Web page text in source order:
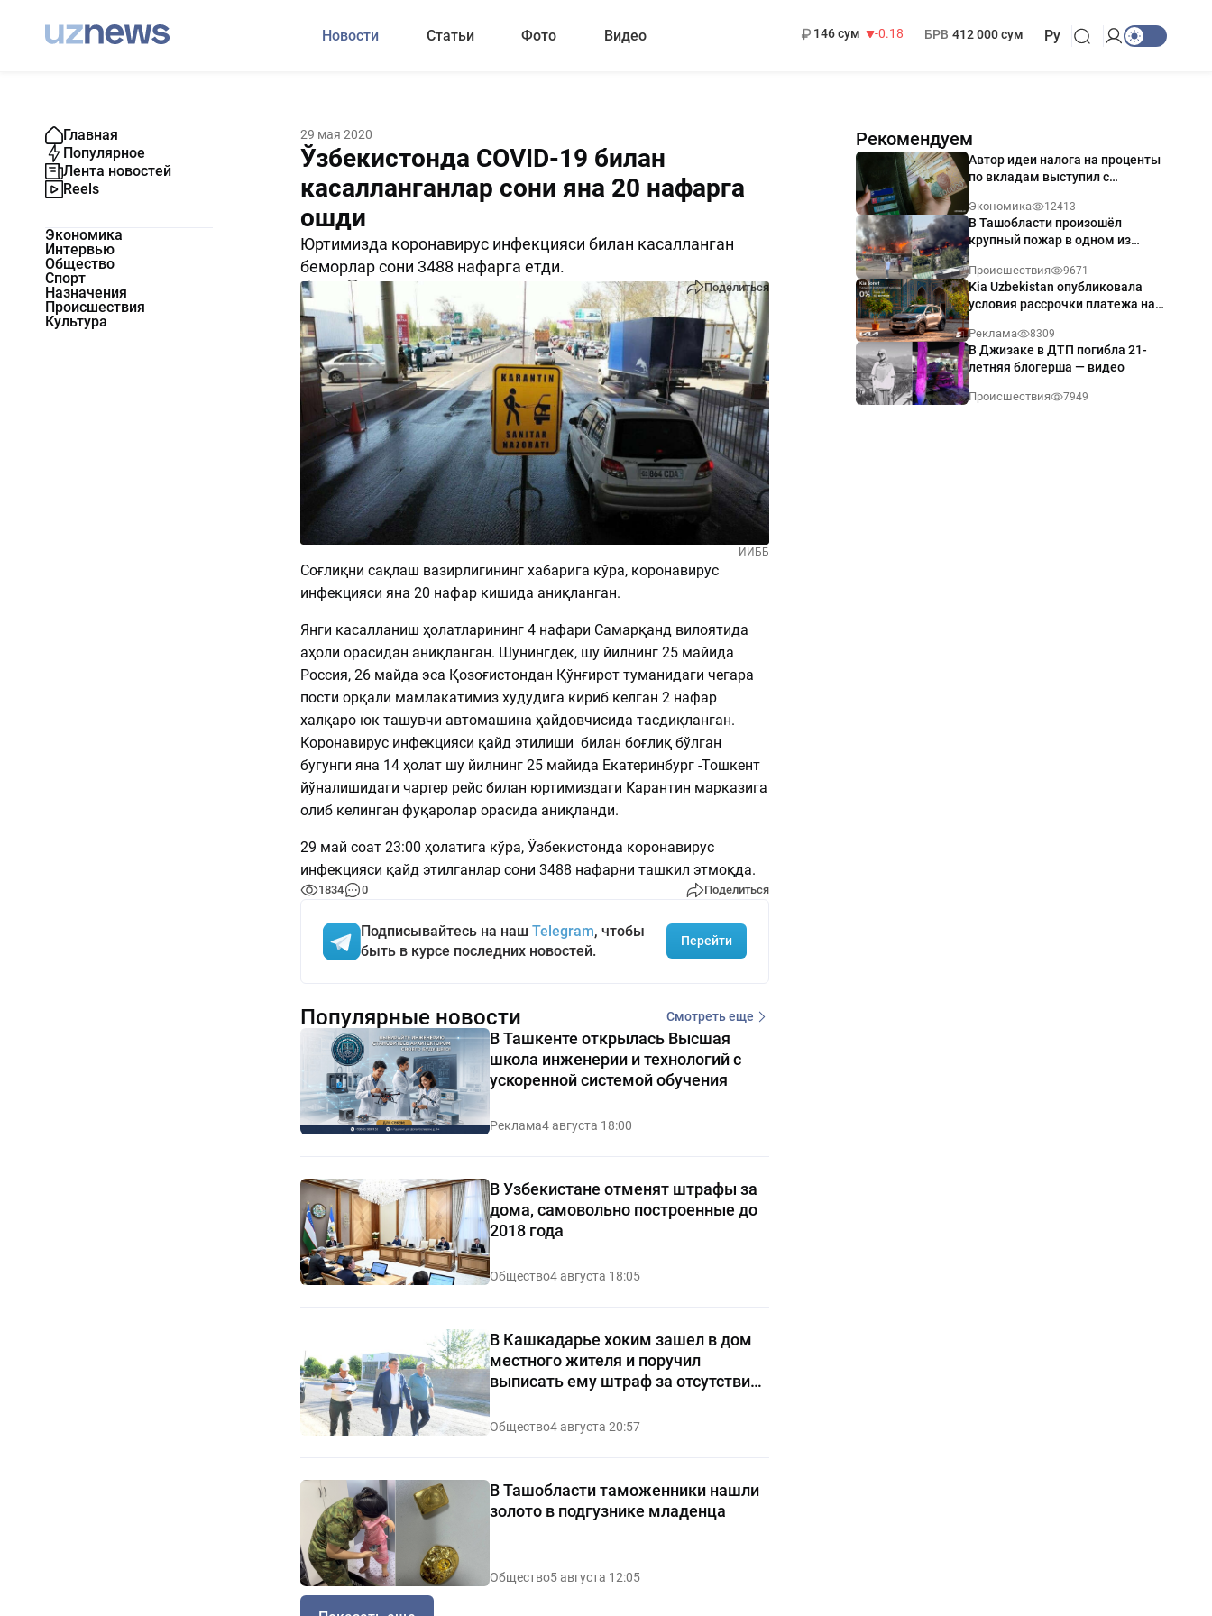
Новости Статьи Фото Видео
146 сум
-0.18
БРВ 412 000 сум Ру
Главная
Популярное
Лента новостей
Reels
Экономика
Интервью
Общество
Спорт
Назначения
Происшествия
Культура
29 мая 2020
Ўзбекистонда COVID-19 билан
касалланганлар сони яна 20 нафарга
ошди
Юртимизда коронавирус инфекцияси билан касалланган
беморлар сони 3488 нафарга етди.
Поделиться
ИИББ
Соғлиқни сақлаш вазирлигининг хабарига кўра, коронавирус
инфекцияси яна 20 нафар кишида аниқланган.
Янги касалланиш ҳолатларининг 4 нафари Самарқанд вилоятида
аҳоли орасидан аниқланган. Шунингдек, шу йилнинг 25 майида
Россия, 26 майда эса Қозоғистондан Қўнғирот туманидаги чегара
пости орқали мамлакатимиз худудига кириб келган 2 нафар
халқаро юк ташувчи автомашина ҳайдовчисида тасдиқланган.
Коронавирус инфекцияси қайд этилиши билан боғлиқ бўлган
бугунги яна 14 ҳолат шу йилнинг 25 майида Екатеринбург -Тошкент
йўналишидаги чартер рейс билан юртимиздаги Карантин марказига
олиб келинган фуқаролар орасида аниқланди.
29 май соат 23:00 ҳолатига кўра, Ўзбекистонда коронавирус
инфекцияси қайд этилганлар сони 3488 нафарни ташкил этмоқда.
1834 0 Поделиться
Подписывайтесь на наш Telegram, чтобы
быть в курсе последних новостей.
Перейти
Рекомендуем
Автор идеи налога на проценты
по вкладам выступил с
Экономика 12413
В Ташобласти произошёл
крупный пожар в одном из
Происшествия 9671
Kia Uzbekistan опубликовала
условия рассрочки платежа на
годовых
Реклама 8309
В Джизаке в ДТП погибла 21-
летняя блогерша — видео
Происшествия 7949
Популярные новости Смотреть еще
В Ташкенте открылась Высшая
школа инженерии и технологий с
ускоренной системой обучения
Реклама4 августа 18:00
В Узбекистане отменят штрафы за
дома, самовольно построенные до
2018 года
Общество4 августа 18:05
В Кашкадарье хоким зашел в дом
местного жителя и поручил
выписать ему штраф за отсутствие
чистоты — видео
Общество4 августа 20:57
В Ташобласти таможенники нашли
золото в подгузнике младенца
Общество5 августа 12:05